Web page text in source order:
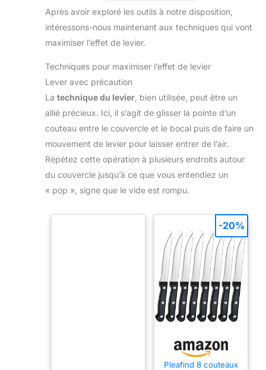
Après avoir exploré les outils à notre disposition,
intéressons-nous maintenant aux techniques qui vont
maximiser l’effet de levier.
Techniques pour maximiser l’effet de levier
Lever avec précaution
La technique du levier , bien utilisée, peut être un
allié précieux. Ici, il s’agit de glisser la pointe d’un
couteau entre le couvercle et le bocal puis de faire un
mouvement de levier pour laisser entrer de l’air.
Répétez cette opération à plusieurs endroits autour
du couvercle jusqu’à ce que vous entendiez un
« pop », signe que le vide est rompu.
Pleafind 8 couteaux
-20%